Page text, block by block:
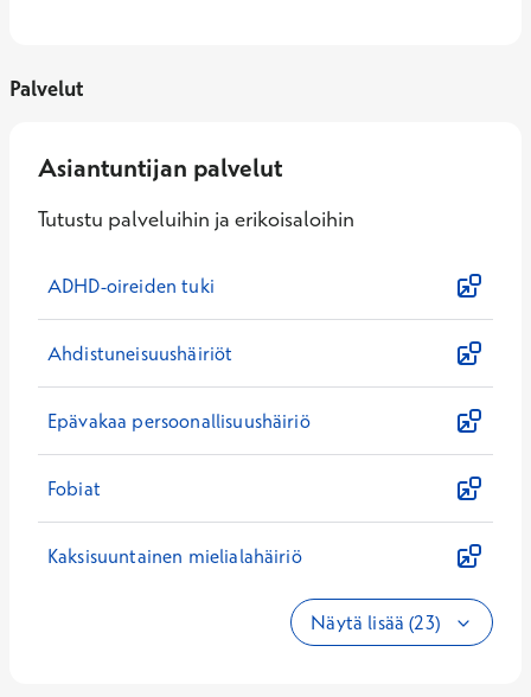
Palvelut
Asiantuntijan palvelut
Tutustu palveluihin ja erikoisaloihin
ADHD-oireiden tuki
Ahdistuneisuushäiriöt
Epävakaa persoonallisuushäiriö
Fobiat
Kaksisuuntainen mielialahäiriö
Näytä lisää (23)